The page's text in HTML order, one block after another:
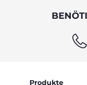
Produkte